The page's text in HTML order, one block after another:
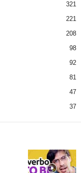
321
221
208
98
92
81
47
37